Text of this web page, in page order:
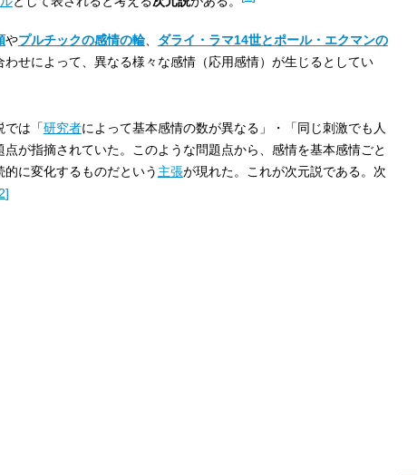
やプルチックの感情の輪、 ダライ・ラマ14世とポール・エクマンの
せによって、異なる様々な感情（応用感情）が生じるとしてい
では「研究者によって基本感情の数が異なる」・「同じ刺激でも人
が指摘されていた。このような問題点から、感情を基本感情ごと
に変化するものだという 主張が現れた。これが次元説である。次
]